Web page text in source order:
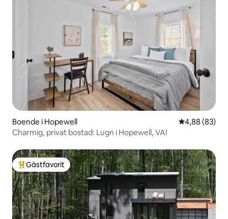
Boende i Hopewell 4,88 av 5 i
4,88 (83)
Charmig, privat bostad: Lugn i Hopewell, VA!
Populär gästfavorit
Gästfavorit